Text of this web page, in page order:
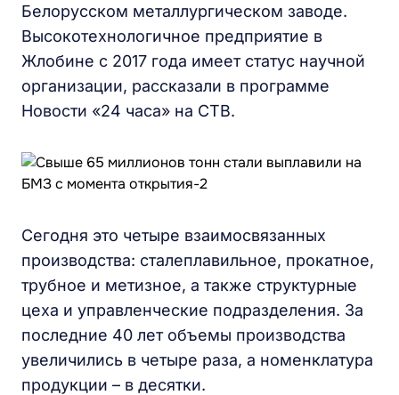
Белорусском металлургическом заводе.
Высокотехнологичное предприятие в
Жлобине с 2017 года имеет статус научной
организации, рассказали в программе
Новости «24 часа» на СТВ.
Сегодня это четыре взаимосвязанных
производства: сталеплавильное, прокатное,
трубное и метизное, а также структурные
цеха и управленческие подразделения. За
последние 40 лет объемы производства
увеличились в четыре раза, а номенклатура
продукции – в десятки.